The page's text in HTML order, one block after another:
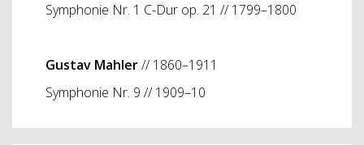
Symphonie Nr. 1 C-Dur op. 21 // 1799–1800
Gustav Mahler// 1860–1911
Symphonie Nr. 9 // 1909–10